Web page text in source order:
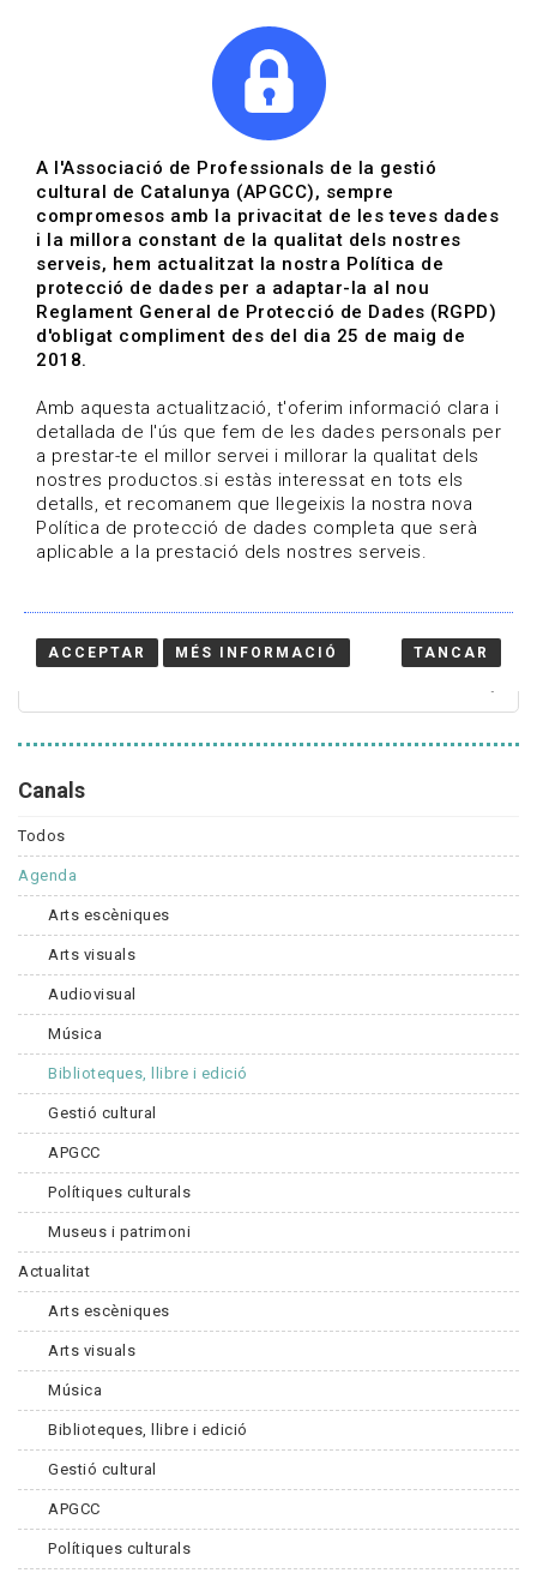
Actualitza't
Vols estar al dia?
HOME / BLOG
Estigues al dia
Convocatòries, activitats i notícies del sector de la
cultura.
Canals
Todos
Agenda
Arts escèniques
Arts visuals
Audiovisual
Música
Biblioteques, llibre i edició
Gestió cultural
APGCC
Polítiques culturals
Museus i patrimoni
Actualitat
Arts escèniques
Arts visuals
Música
Biblioteques, llibre i edició
Gestió cultural
APGCC
Polítiques culturals
A l'Associació de Professionals de la gestió
cultural de Catalunya (APGCC), sempre
compromesos amb la privacitat de les teves dades
i la millora constant de la qualitat dels nostres
serveis, hem actualitzat la nostra Política de
protecció de dades per a adaptar-la al nou
Reglament General de Protecció de Dades (RGPD)
d'obligat compliment des del dia 25 de maig de
2018.
Amb aquesta actualització, t'oferim informació clara i
detallada de l'ús que fem de les dades personals per
a prestar-te el millor servei i millorar la qualitat dels
nostres productos.si estàs interessat en tots els
detalls, et recomanem que llegeixis la nostra nova
Política de protecció de dades completa que serà
aplicable a la prestació dels nostres serveis.
ACCEPTAR MÉS INFORMACIÓ TANCAR